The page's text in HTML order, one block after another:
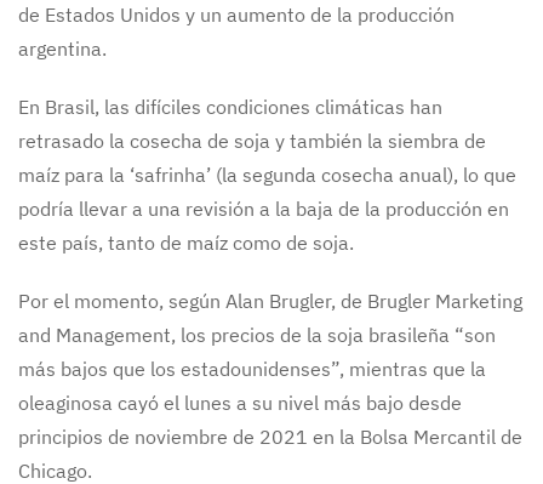
de Estados Unidos y un aumento de la producción
argentina.
En Brasil, las difíciles condiciones climáticas han
retrasado la cosecha de soja y también la siembra de
maíz para la ‘safrinha’ (la segunda cosecha anual), lo que
podría llevar a una revisión a la baja de la producción en
este país, tanto de maíz como de soja.
Por el momento, según Alan Brugler, de Brugler Marketing
and Management, los precios de la soja brasileña “son
más bajos que los estadounidenses”, mientras que la
oleaginosa cayó el lunes a su nivel más bajo desde
principios de noviembre de 2021 en la Bolsa Mercantil de
Chicago.